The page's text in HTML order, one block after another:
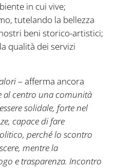
in cui vive;
tutelando la bellezza
beni storico-artistici;
qualità dei servizi
– afferma ancora
al centro una comunità
solidale, forte nel
capace di fare
perché lo scontro
mentre la
e trasparenza. Incontro